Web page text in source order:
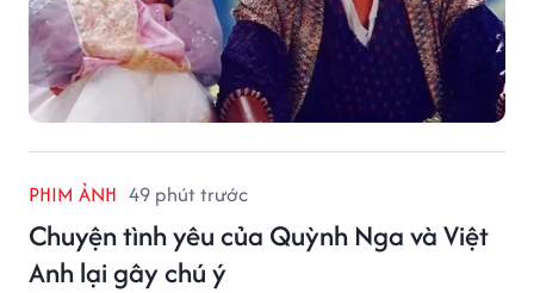
PHIM ẢNH 49 phút trước
Chuyện tình yêu của Quỳnh Nga và Việt
Anh lại gây chú ý